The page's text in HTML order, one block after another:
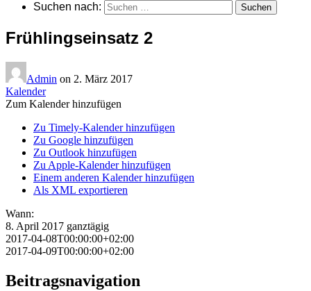
Suchen nach:
Frühlingseinsatz 2
Admin on 2. März 2017
Kalender
Zum Kalender hinzufügen
Zu Timely-Kalender hinzufügen
Zu Google hinzufügen
Zu Outlook hinzufügen
Zu Apple-Kalender hinzufügen
Einem anderen Kalender hinzufügen
Als XML exportieren
Wann:
8. April 2017 ganztägig
2017-04-08T00:00:00+02:00
2017-04-09T00:00:00+02:00
Beitragsnavigation